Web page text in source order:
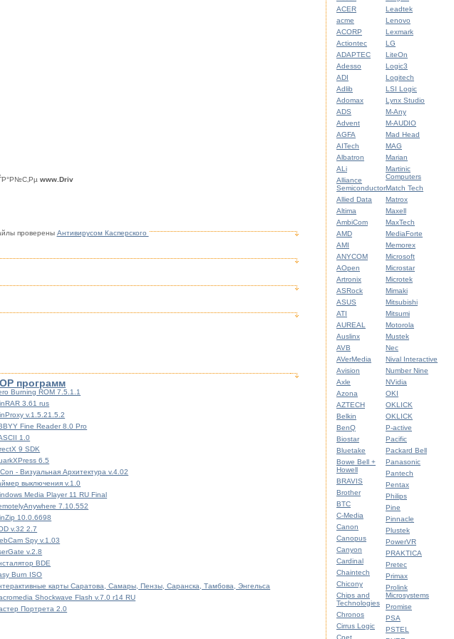
www.Driv
проверены Антивирусом Касперского
программ
Burning ROM 7.5.1.1
3.61 rus
v.1.5.21.5.2
Fine Reader 8.0 Pro
1.0
9 SDK
6.5
- Визуальная Архитектура v.4.02
выключения v.1.0
Media Player 11 RU Final
7.10.552
10.0.6698
v.32 2.7
Spy v.1.03
v.2.8
BDE
Burn ISO
карты Саратова, Самары, Пензы, Саранска, Тамбова, Энгельса
Shockwave Flash v.7.0 r14 RU
Портрета 2.0
ACER
acme
ACORP
Actiontec
ADAPTEC
Adesso
ADI
Adlib
Adomax
ADS
Advent
AGFA
AITech
Albatron
ALi
Alliance
Semiconductor
Allied Data
Altima
AmbiCom
AMD
AMI
ANYCOM
AOpen
Artronix
ASRock
ASUS
ATI
AUREAL
Auslinx
AVB
AVerMedia
Avision
Axle
Azona
AZTECH
Belkin
BenQ
Biostar
Bluetake
Bowe Bell +
Howell
BRAVIS
Brother
BTC
C-Media
Canon
Canopus
Canyon
Cardinal
Chaintech
Chicony
Chips and
Technologies
Chronos
Cirrus Logic
Leadtek
Lenovo
Lexmark
LG
LiteOn
Logic3
Logitech
LSI Logic
Lynx Studio
M-Any
M-AUDIO
Mad Head
MAG
Marian
Martinic
Computers
Match Tech
Matrox
Maxell
MaxTech
MediaForte
Memorex
Microsoft
Microstar
Microtek
Mimaki
Mitsubishi
Mitsumi
Motorola
Mustek
Nec
Nival Interactive
Number Nine
NVidia
OKI
OKLICK
OKLICK
P-active
Pacific
Packard Bell
Panasonic
Pantech
Pentax
Philips
Pine
Pinnacle
Plustek
PowerVR
PRAKTICA
Pretec
Primax
Prolink
Microsystems
Promise
PSA
PSTEL